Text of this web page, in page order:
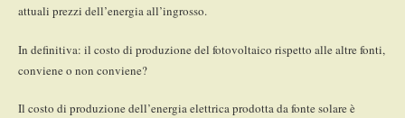
attuali prezzi dell’energia all’ingrosso.
In definitiva: il costo di produzione del fotovoltaico rispetto alle altre fonti,
conviene o non conviene?
Il costo di produzione dell’energia elettrica prodotta da fonte solare è